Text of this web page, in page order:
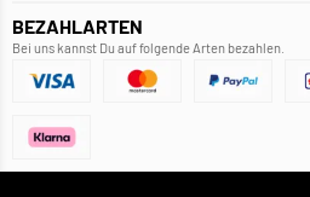
BEZAHLARTEN
Bei uns kannst Du auf folgende Arten bezahlen.